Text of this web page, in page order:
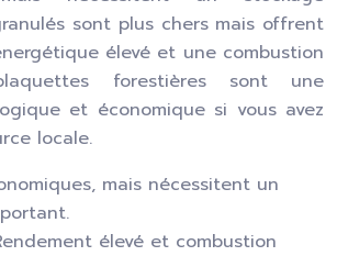
sont plus chers mais offrent
élevé et une combustion
forestières sont une
et économique si vous avez
locale.
mais nécessitent un
élevé et combustion